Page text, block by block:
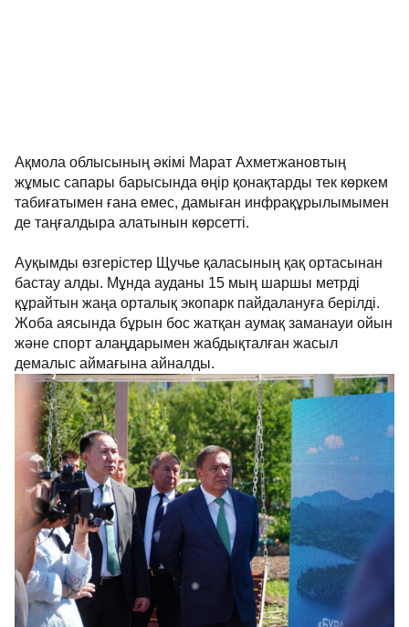
Ақмола облысының әкімі Марат Ахметжановтың
жұмыс сапары барысында өңір қонақтарды тек көркем
табиғатымен ғана емес, дамыған инфрақұрылымымен
де таңғалдыра алатынын көрсетті.
Ауқымды өзгерістер Щучье қаласының қақ ортасынан
бастау алды. Мұнда ауданы 15 мың шаршы метрді
құрайтын жаңа орталық экопарк пайдалануға берілді.
Жоба аясында бұрын бос жатқан аумақ заманауи ойын
және спорт алаңдарымен жабдықталған жасыл
демалыс аймағына айналды.